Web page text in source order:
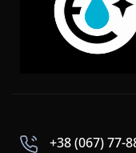
+38 (067) 77-